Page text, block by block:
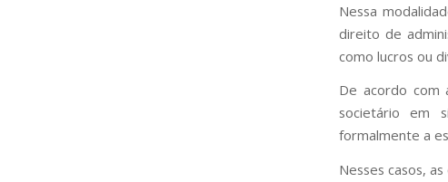
Nessa
direito de
como lucros ou
De acordo com
societário em
formalmente a
Nesses casos,